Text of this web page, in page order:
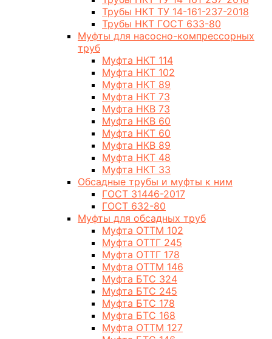
Трубы НКТ ТУ 14-161-237-2018
Трубы НКТ ГОСТ 633-80
Муфты для насосно-компрессорных
труб
Муфта НКТ 114
Муфта НКТ 102
Муфта НКТ 89
Муфта НКТ 73
Муфта НКВ 73
Муфта НКВ 60
Муфта НКТ 60
Муфта НКВ 89
Муфта НКТ 48
Муфта НКТ 33
Обсадные трубы и муфты к ним
ГОСТ 31446-2017
ГОСТ 632-80
Муфты для обсадных труб
Муфта ОТТМ 102
Муфта ОТТГ 245
Муфта ОТТГ 178
Муфта ОТТМ 146
Муфта БТС 324
Муфта БТС 245
Муфта БТС 178
Муфта БТС 168
Муфта ОТТМ 127